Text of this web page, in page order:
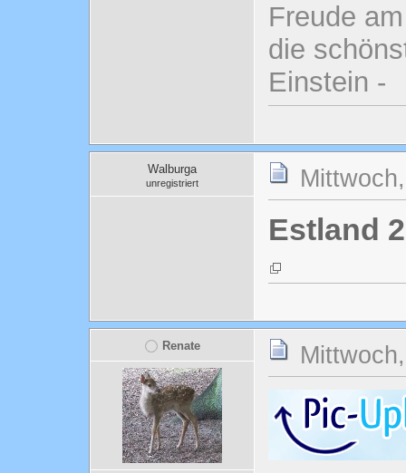
Freude
die
Einstein -
Walburga
unregistriert
Estland 2
Renate